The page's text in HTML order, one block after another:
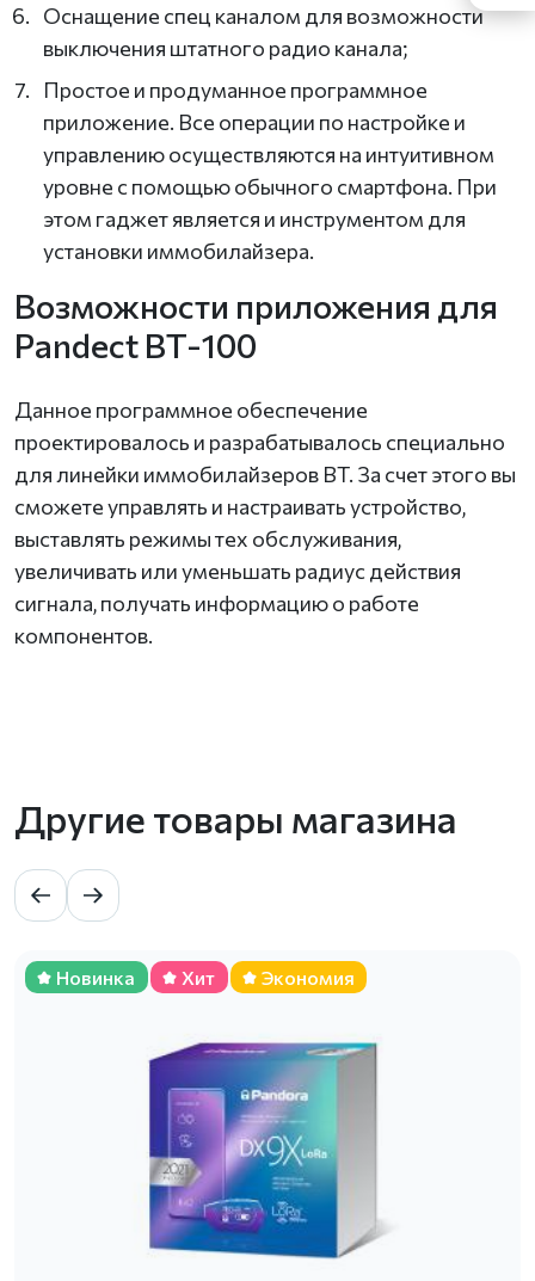
Оснащение спец каналом для возможности
выключения штатного радио канала;
Простое и продуманное программное
приложение. Все операции по настройке и
управлению осуществляются на интуитивном
уровне с помощью обычного смартфона. При
этом гаджет является и инструментом для
установки иммобилайзера.
Возможности приложения для
Pandect BT-100
Данное программное обеспечение
проектировалось и разрабатывалось специально
для линейки иммобилайзеров BT. За счет этого вы
сможете управлять и настраивать устройство,
выставлять режимы тех обслуживания,
увеличивать или уменьшать радиус действия
сигнала, получать информацию о работе
компонентов.
Другие товары магазина
Новинка Хит Экономия